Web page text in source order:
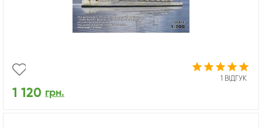
1 ВІДГУК
1 120 грн.